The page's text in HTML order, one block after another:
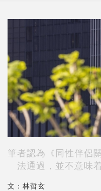
筆者認為《同性伴侶
法通過，並不意味
文：林哲玄